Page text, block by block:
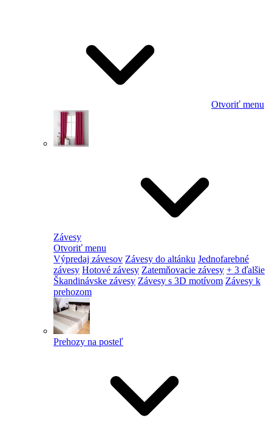
Otvoriť menu
Závesy
Otvoriť menu
Výpredaj závesov Závesy do altánku Jednofarebné
závesy Hotové závesy Zatemňovacie závesy + 3 ďalšie
Škandinávske závesy Závesy s 3D motívom Závesy k
prehozom
Prehozy na posteľ